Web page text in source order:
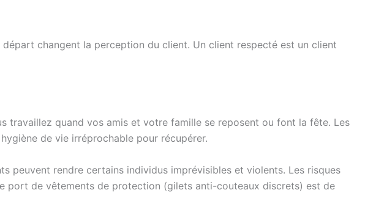
changent la perception du client. Un client respecté est un client
travaillez quand vos amis et votre famille se reposent ou font la fête. Les
de vie irréprochable pour récupérer.
peuvent rendre certains individus imprévisibles et violents. Les risques
port de vêtements de protection (gilets anti-couteaux discrets) est de